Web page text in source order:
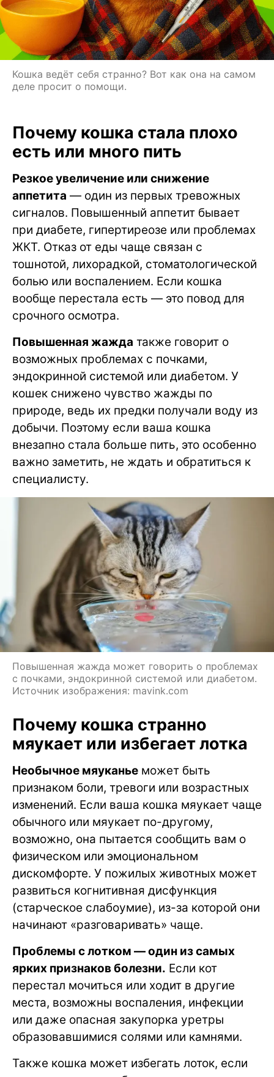
Кошка ведёт себя странно? Вот как она на самом
деле просит о помощи.
Почему кошка стала плохо
есть или много пить
Резкое увеличение или снижение
аппетита — один из первых тревожных
сигналов. Повышенный аппетит бывает
при диабете, гипертиреозе или проблемах
ЖКТ. Отказ от еды чаще связан с
тошнотой, лихорадкой, стоматологической
болью или воспалением. Если кошка
вообще перестала есть — это повод для
срочного осмотра.
Повышенная жажда также говорит о
возможных проблемах с почками,
эндокринной системой или диабетом. У
кошек снижено чувство жажды по
природе, ведь их предки получали воду из
добычи. Поэтому если ваша кошка
внезапно стала больше пить, это особенно
важно заметить, не ждать и обратиться к
специалисту.
Повышенная жажда может говорить о проблемах
с почками, эндокринной системой или диабетом.
Источник изображения: mavink.com
Почему кошка странно
мяукает или избегает лотка
Необычное мяуканье может быть
признаком боли, тревоги или возрастных
изменений. Если ваша кошка мяукает чаще
обычного или мяукает по-другому,
возможно, она пытается сообщить вам о
физическом или эмоциональном
дискомфорте. У пожилых животных может
развиться когнитивная дисфункция
(старческое слабоумие), из-за которой они
начинают «разговаривать» чаще.
Проблемы с лотком — один из самых
ярких признаков болезни. Если кот
перестал мочиться или ходит в другие
места, возможны воспаления, инфекции
или даже опасная закупорка уретры
образовавшимися солями или камнями.
Также кошка может избегать лоток, если